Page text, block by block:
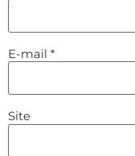
E-mail *
Site